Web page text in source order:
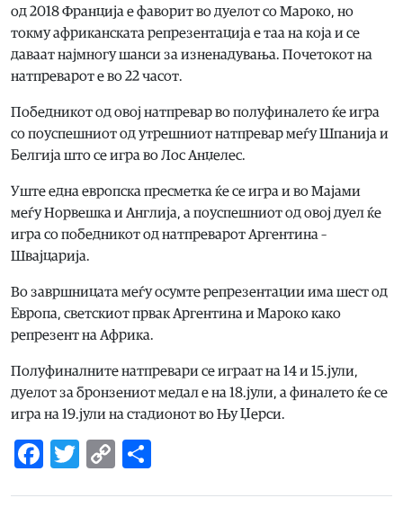
од 2018 Франција е фаворит во дуелот со Мароко, но
токму африканската репрезентација е таа на која и се
даваат најмногу шанси за изненадувања. Почетокот на
натпреварот е во 22 часот.
Победникот од овој натпревар во полуфиналето ќе игра
со поуспешниот од утрешниот натпревар меѓу Шпанија и
Белгија што се игра во Лос Анџелес.
Уште една европска пресметка ќе се игра и во Мајами
меѓу Норвешка и Англија, а поуспешниот од овој дуел ќе
игра со победникот од натпреварот Аргентина –
Швајцарија.
Во завршницата меѓу осумте репрезентации има шест од
Европа, светскиот првак Аргентина и Мароко како
репрезент на Африка.
Полуфиналните натпревари се играат на 14 и 15.јули,
дуелот за бронзениот медал е на 18.јули, а финалето ќе се
игра на 19.јули на стадионот во Њу Џерси.
Facebook
Twitter
Copy